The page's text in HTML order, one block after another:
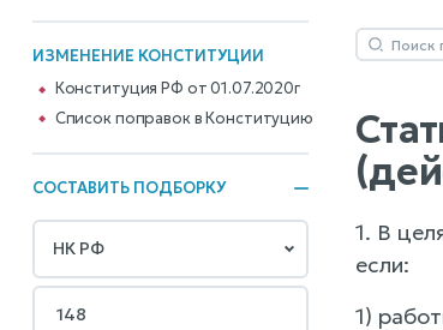
ИЗМЕНЕНИЕ КОНСТИТУЦИИ
Конституция РФ от 01.07.2020г
Cписок поправок в Конституцию
СОСТАВИТЬ ПОДБОРКУ
1. В
если:
1)